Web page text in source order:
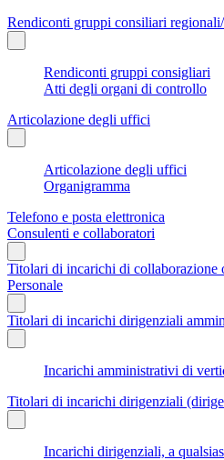
Rendiconti gruppi consiliari
Rendiconti gruppi consigliari
Atti degli organi di controllo
Articolazione degli uffici
Articolazione degli uffici
Organigramma
Telefono e posta elettronica
Consulenti e collaboratori
Titolari di incarichi di collaborazione
Personale
Titolari di incarichi dirigenziali
Incarichi amministrativi di
Titolari di incarichi dirigenziali
Incarichi dirigenziali, a